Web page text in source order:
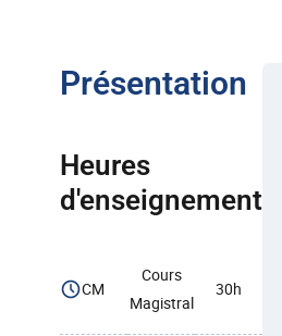
Présentation
Heures
d'enseignement
CM
Cours
Magistral
30h